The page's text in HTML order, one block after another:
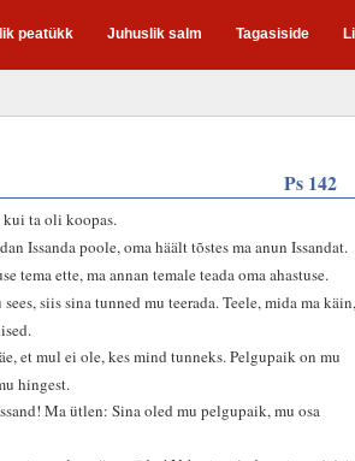
peatükk Juhuslik salm Tagasiside
Ps 142
ta oli koopas.
Issanda poole, oma häält tõstes ma anun Issandat.
tema ette, ma annan temale teada oma ahastuse.
siis sina tunned mu teerada. Teele, mida ma käin,
et mul ei ole, kes mind tunneks. Pelgupaik on mu
hingest.
Ma ütlen: Sina oled mu pelgupaik, mu osa